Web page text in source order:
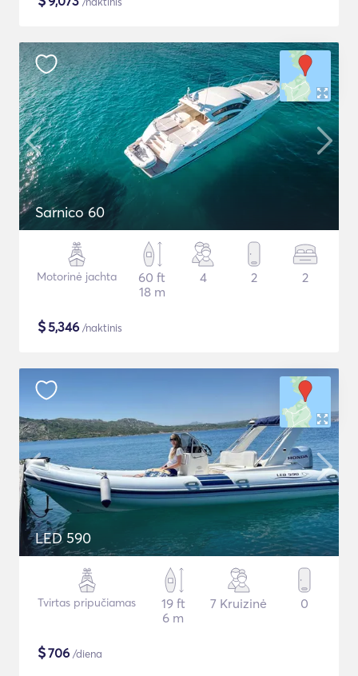
Sarnico 60
Motorinė jachta
60 ft
18 m
4 2 2
$5,346 /naktinis
LED 590
Tvirtas pripučiamas
19 ft
6 m
7 Kruizinė 0
$706 /diena